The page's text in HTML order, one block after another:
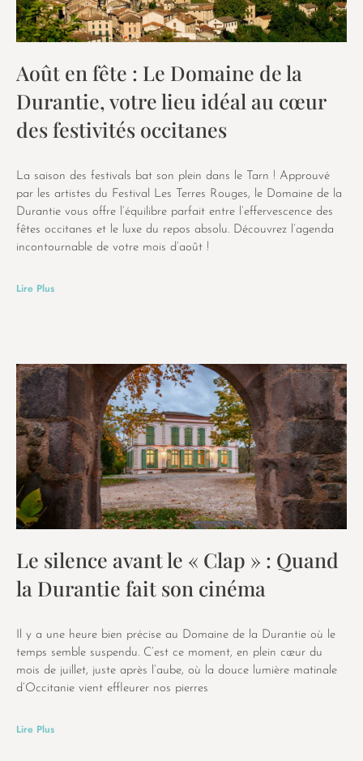
Août en fête : Le Domaine de la
Durantie, votre lieu idéal au cœur
des festivités occitanes
La saison des festivals bat son plein dans le Tarn ! Approuvé
par les artistes du Festival Les Terres Rouges, le Domaine de la
Durantie vous offre l’équilibre parfait entre l’effervescence des
fêtes occitanes et le luxe du repos absolu. Découvrez l’agenda
incontournable de votre mois d’août !
Lire Plus
Le silence avant le « Clap » : Quand
la Durantie fait son cinéma
Il y a une heure bien précise au Domaine de la Durantie où le
temps semble suspendu. C’est ce moment, en plein cœur du
mois de juillet, juste après l’aube, où la douce lumière matinale
d’Occitanie vient effleurer nos pierres
Lire Plus